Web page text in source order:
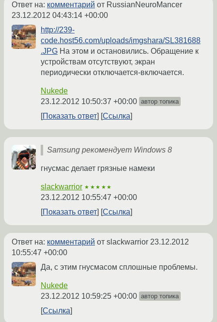
Ответ на: комментарий от RussianNeuroMancer
23.12.2012 04:43:14 +00:00
http://239-
code.host56.com/uploads/imgshara/SL381688
.JPG На этом и остановились. Обращение к
устройствам отсутствуют, экран
периодически отключается-включается.
Nukede
23.12.2012 10:50:37 +00:00 автор топика
Показать ответ Ссылка
Samsung рекомендует Windows 8
гнусмас делает грязные намеки
slackwarrior ★★★★★
23.12.2012 10:55:47 +00:00
Показать ответ
Ссылка
Ответ на: комментарий от slackwarrior 23.12.2012
10:55:47 +00:00
Да, с этим гнусмасом сплошные проблемы.
Nukede
23.12.2012 10:59:25 +00:00 автор топика
Ссылка